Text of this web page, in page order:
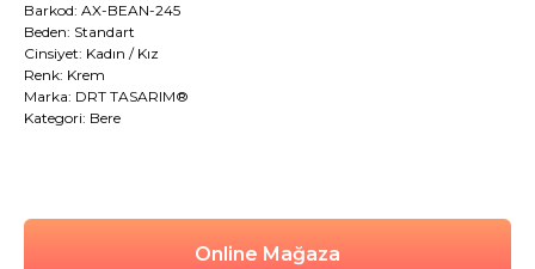
Barkod: AX-BEAN-245
Beden: Standart
Cinsiyet: Kadın / Kız
Renk: Krem
Marka: DRT TASARIM®
Kategori: Bere
Online Mağaza